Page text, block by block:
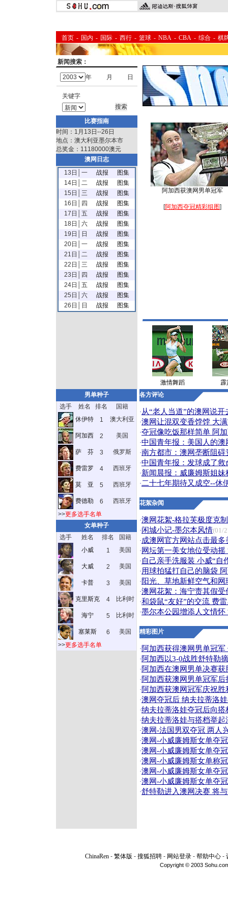
首页 - 国内 - 国际 - 西行 - 篮球 - NBA - CBA - 综合 - 棋
新闻搜索：
年 月 日
关键字
比赛指南
时间：1月13日--26日
地点：澳大利亚墨尔本市
总奖金：11180000澳元
澳网日志
13日│一
战报
图集
14日│二
战报
图集
15日│三
战报
图集
16日│四
战报
图集
17日│五
战报
图集
18日│六
战报
图集
19日│日
战报
图集
20日│一
战报
图集
21日│二
战报
图集
22日│三
战报
图集
23日│四
战报
图集
24日│五
战报
图集
25日│六
战报
图集
26日│日
战报 图集
阿加西获澳网男单冠军
[阿加西夺冠精彩组图]
激情舞蹈
霹
男单种子
选手
姓名 排名
国籍
休伊特
1 澳大利亚
阿加西 2 美国
萨 芬 3 俄罗斯
费雷罗 4 西班牙
莫 亚 5 西班牙
费德勒 6
西班牙
>>更多选手名单
女单种子
选手
姓名 排名
国籍
小威
1 美国
大威 2 美国
卡普 3 美国
克里斯克 4 比利时
海宁 5 比利时
塞莱斯 6
美国
>>更多选手名单
各方评论
· 从“老人当道”的澳网说
·澳网让混双变香饽饽 大
·夺冠像吃饭那样简单 阿
·中国青年报：美国人的澳
·南方都市：澳网垄断阻碍
·中国青年报：发球成了
·新闻晨报：威廉姆斯姐
· 二十七年期待又成空--休
花絮杂闻
·澳网花絮-格拉芙极度克
·闲城小记-墨尔本风情(01/
·成澳网官方网站点击最
· 网坛第一美女地位受动
· 自己亲手洗服装 小威“自
· 用球拍猛打自己的脑袋
· 阳光、草地新鲜空气和
·澳网花絮：海宁责其假
·和袋鼠“友好”的交流 费
·墨尔本公园增添人文情
精彩图片
· 阿加西获得澳网男单冠
· 阿加西以3-0战胜舒特勒
· 阿加西在澳网男单决赛
· 阿加西获澳网男单冠军
· 阿加西获澳网冠军庆祝
·澳网夺冠后 纳夫拉蒂洛
·纳夫拉蒂洛娃夺冠后向
·纳夫拉蒂洛娃与搭档举
·澳网-法国男双夺冠 两人
·澳网-小威廉姆斯女单夺
·澳网-小威廉姆斯女单夺
·澳网-小威廉姆斯女单称
·澳网-小威廉姆斯女单夺
·澳网-小威廉姆斯女单夺
·舒特勒进入澳网决赛 将
ChinaRen - 繁体版 - 搜狐招聘 - 网站登录 - 帮助中心 -
Copyright © 2003